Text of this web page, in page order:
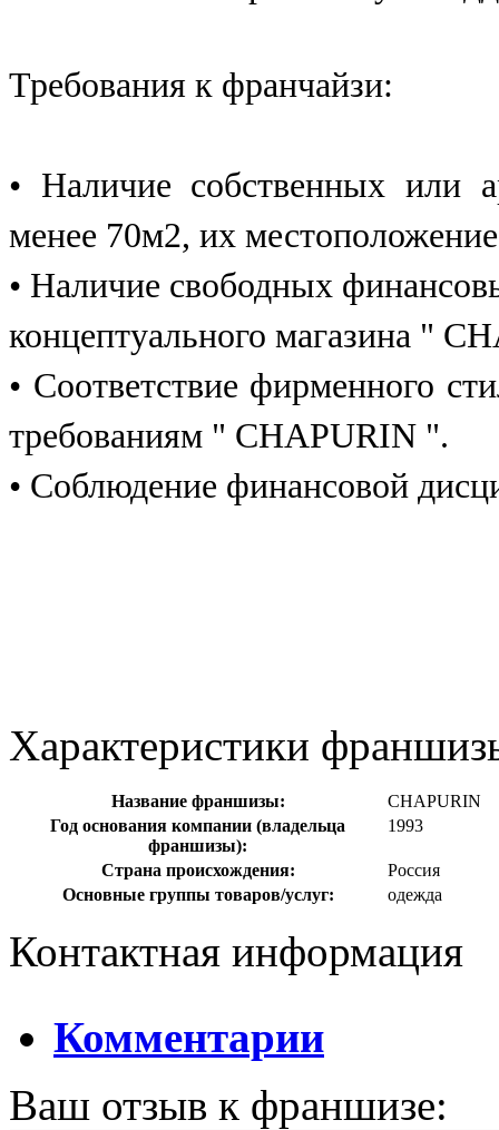
Требования к франчайзи:
• Наличие собственных или
менее 70м2, их
• Наличие свободных
концептуального магазина "
• Соответствие фирменного
требованиям " CHAPURIN ".
• Соблюдение финансовой
Характеристики
Название франшизы:
CHAPURIN
Год основания компании (владельца
франшизы):
1993
Страна происхождения:
Россия
Основные группы товаров/услуг:
одежда
Контактная информация
Комментарии
Ваш отзыв к франшизе: